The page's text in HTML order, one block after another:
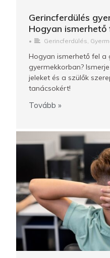
Gerincferdülés
Hogyan ismerhető
• Gerincferdülés
Hogyan ismerhető fel a
gyermekkorban?
jeleket és a szülők
tanácsokért!
Tovább »